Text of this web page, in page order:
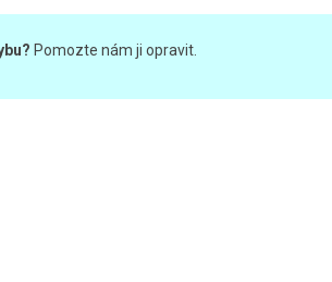
Pomozte nám ji opravit.